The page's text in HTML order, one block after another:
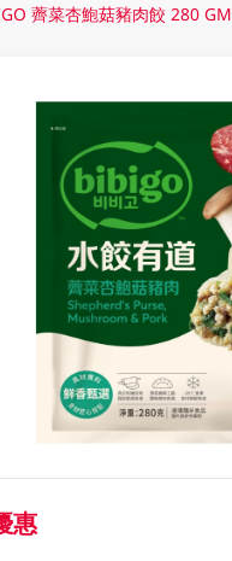
薺菜杏鮑菇豬肉餃 280 GM
惠